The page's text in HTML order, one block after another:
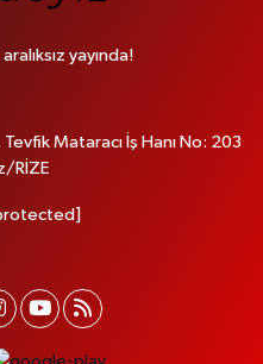
yayında!
Mataracı İş Hanı No: 203
RİZE